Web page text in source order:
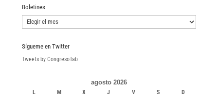
Boletines
Boletines
Sígueme en Twitter
Tweets by CongresoTab
agosto 2026
L M X J V S
D